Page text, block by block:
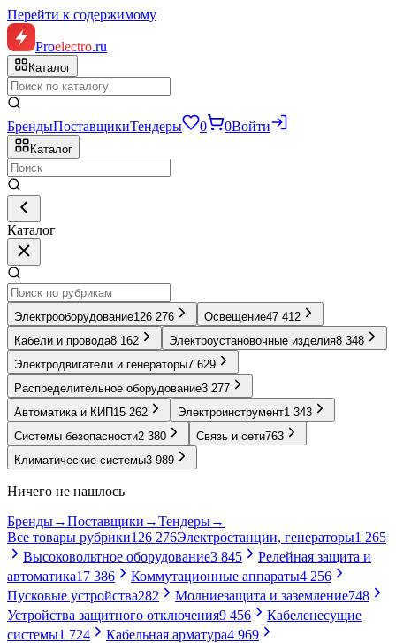
Перейти к содержимому
Proelectro.ru
Каталог
БрендыПоставщикиТендеры 0 0Войти
Каталог
Каталог
Электрооборудование126 276 Освещение47 412
Кабели и провода8 162 Электроустановочные изделия8 348
Электродвигатели и генераторы7 629
Распределительное оборудование3 277
Автоматика и КИП 15 262 Электроинструмент1 343
Системы безопасности2 380 Связь и сети763
Климатические системы3 989
Ничего не нашлось
Бренды→Поставщики →Тендеры→
Все товары рубрики126 276Электростанции, генераторы1 265
Высоковольтное оборудование3 845
Релейная защита и
автоматика17 386 Коммутационные аппараты4 256
Пусковые устройства282 Молниезащита и заземление748
Устройства защитного отключения9 456
Кабеленесущие
системы1 724 Кабельная арматура4 969